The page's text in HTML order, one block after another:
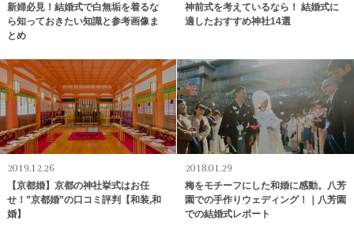
新婦必見！結婚式で白無垢を着るな
ら知っておきたい知識と参考画像ま
とめ
神前式を考えているなら！ 結婚式に
適したおすすめ神社14選
2019.12.26
【京都婚】京都の神社挙式はお任
せ！”京都婚”の口コミ評判【和装,和
婚】
2018.01.29
梅をモチーフにした和婚に感動。八芳
園での手作りウェディング！｜八芳園
での結婚式レポート